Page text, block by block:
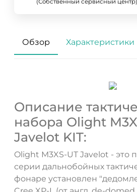
(Собственный сервисный центр)
Обзор Характеристики
Описание
набора Olight
Javelot KIT:
Olight M3XS-UT Javelot - это
серии дальнобойных
фонаре установлен